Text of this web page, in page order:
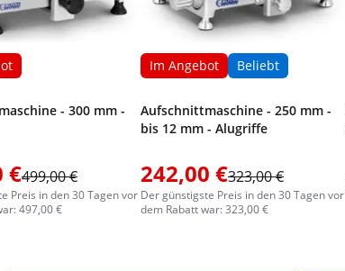
- 300 mm -
€499,00 €
Preis in den 30 Tagen vor
497,00 €
Im Angebot Beliebt
Aufschnittmaschine - 250 mm -
bis 12 mm - Alugriffe
242,00 €323,00 €
Der günstigste Preis in den 30 Tagen vor
dem Rabatt war: 323,00 €